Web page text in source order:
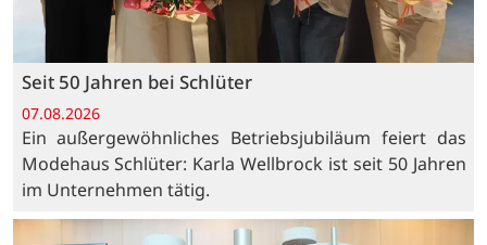
Seit 50 Jahren bei Schlüter
07.08.2026
Ein außergewöhnliches Betriebsjubiläum feiert das
Modehaus Schlüter: Karla Wellbrock ist seit 50 Jahren
im Unternehmen tätig.